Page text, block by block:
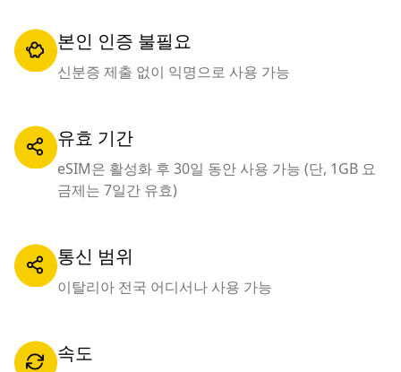
본인 인증 불필요
신분증 제출 없이 익명으로 사용 가능
유효 기간
eSIM은 활성화 후 30일 동안 사용 가능 (단, 1GB 요
금제는 7일간 유효)
통신 범위
이탈리아 전국 어디서나 사용 가능
속도